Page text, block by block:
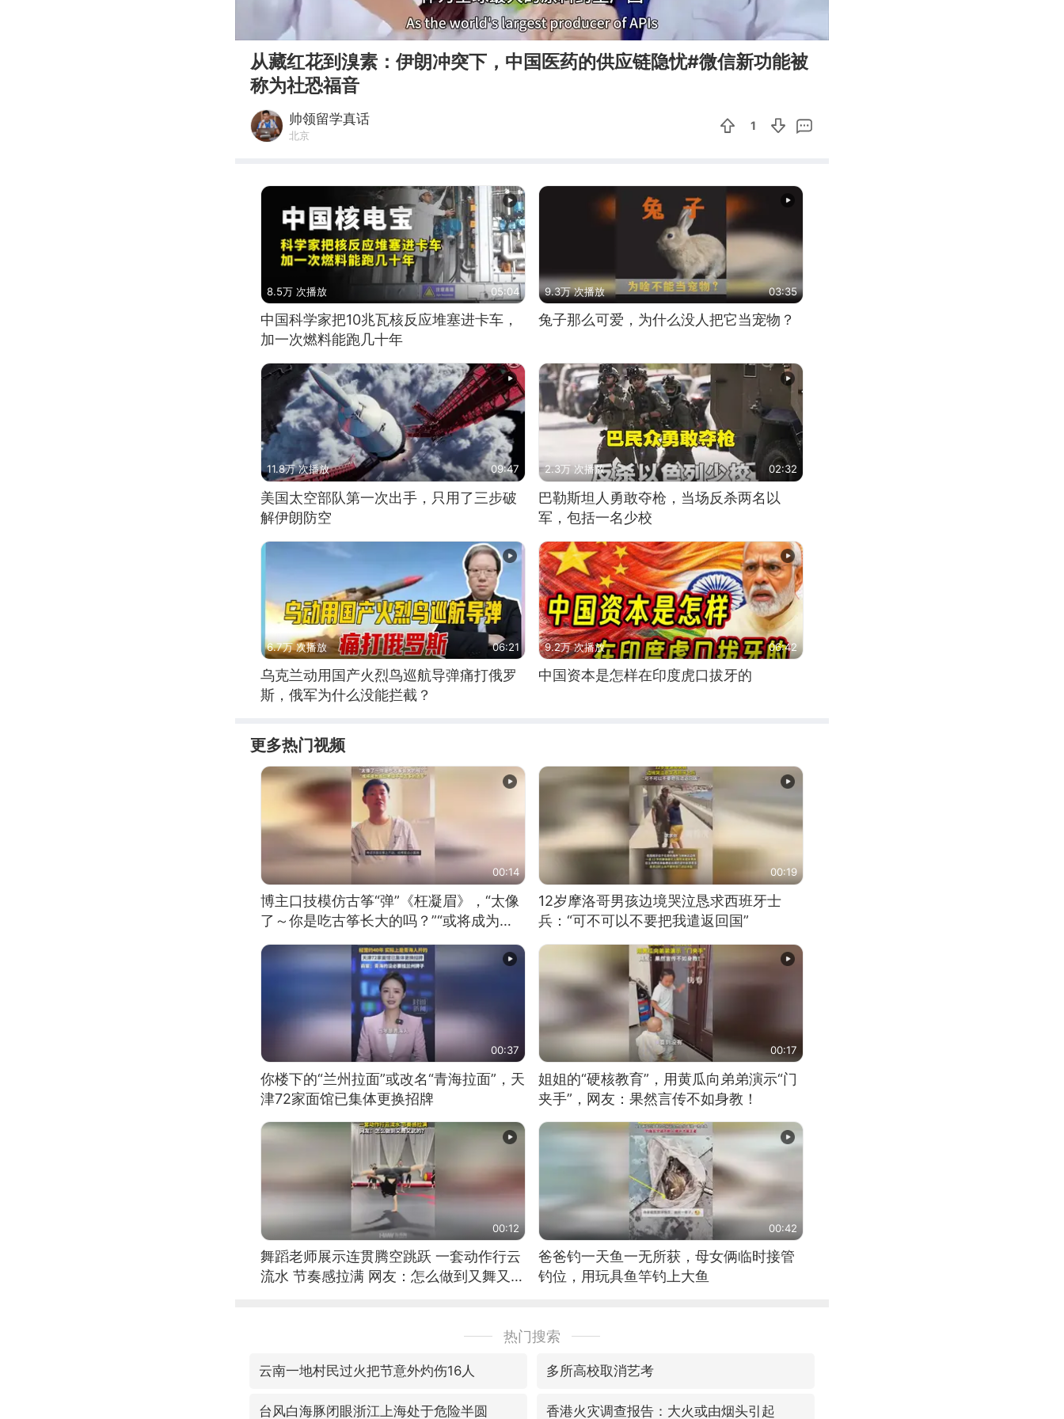
04:22
从藏红花到溴素：伊朗冲突下，中国医药的供应链隐忧#微信新功能被
称为社恐福音
帅领留学真话
北京
1
8.5万 次播放 05:04
中国科学家把10兆瓦核反应堆塞进卡车，
加一次燃料能跑几十年
9.3万 次播放 03:35
兔子那么可爱，为什么没人把它当宠物？
11.8万 次播放 09:47
美国太空部队第一次出手，只用了三步破
解伊朗防空
2.3万 次播放 02:32
巴勒斯坦人勇敢夺枪，当场反杀两名以
军，包括一名少校
6.7万 次播放 06:21
乌克兰动用国产火烈鸟巡航导弹痛打俄罗
斯，俄军为什么没能拦截？
9.2万 次播放 06:42
中国资本是怎样在印度虎口拔牙的
更多热门视频
00:14
博主口技模仿古筝“弹”《枉凝眉》，“太像
了～你是吃古筝长大的吗？”“或将成为首
00:19
12岁摩洛哥男孩边境哭泣恳求西班牙士
兵：“可不可以不要把我遣返回国”
00:37
你楼下的“兰州拉面”或改名“青海拉面”，天
津72家面馆已集体更换招牌
00:17
姐姐的“硬核教育”，用黄瓜向弟弟演示“门
夹手”，网友：果然言传不如身教！
00:12
舞蹈老师展示连贯腾空跳跃 一套动作行云
流水 节奏感拉满 网友：怎么做到又舞又武
00:42
爸爸钓一天鱼一无所获，母女俩临时接管
钓位，用玩具鱼竿钓上大鱼
热门搜索
云南一地村民过火把节意外灼伤16人 多所高校取消艺考
台风白海豚闭眼浙江上海处于危险半圆 香港火灾调查报告：大火或由烟头引起